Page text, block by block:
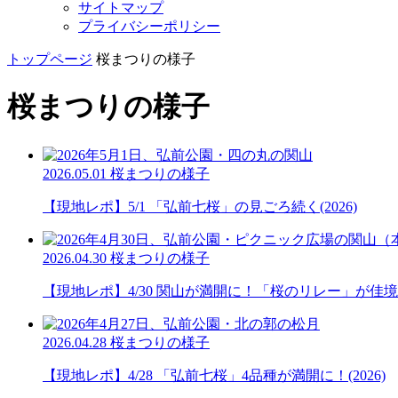
サイトマップ
プライバシーポリシー
トップページ 桜まつりの様子
桜まつりの様子
2026.05.01 桜まつりの様子
【現地レポ】5/1 「弘前七桜」の見ごろ続く(2026)
2026.04.30 桜まつりの様子
【現地レポ】4/30 関山が満開に！「桜のリレー」が佳
2026.04.28 桜まつりの様子
【現地レポ】4/28 「弘前七桜」4品種が満開に！(2026)